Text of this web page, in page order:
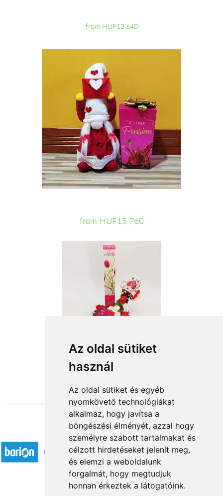
Az oldal sütiket
használ
Az oldal sütiket és egyéb
nyomkövető technológiákat
alkalmaz, hogy javítsa a
böngészési élményét, azzal hogy
személyre szabott tartalmakat és
célzott hirdetéseket jelenít meg,
és elemzi a weboldalunk
forgalmát, hogy megtudjuk
honnan érkeztek a látogatóink.
from HUF13,640
from HUF15,760
from HUF14,400
Accepted payment methods